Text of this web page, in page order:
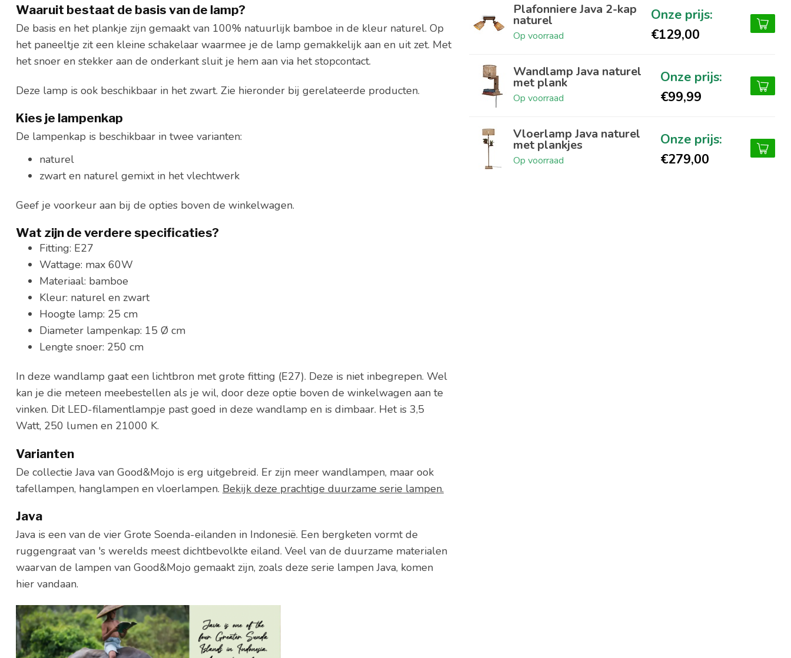
Waaruit bestaat de basis van de lamp?
De basis en het plankje zijn gemaakt van 100% natuurlijk bamboe in de kleur naturel. Op
het paneeltje zit een kleine schakelaar waarmee je de lamp gemakkelijk aan en uit zet. Met
het snoer en stekker aan de onderkant sluit je hem aan via het stopcontact.
Deze lamp is ook beschikbaar in het zwart. Zie hieronder bij gerelateerde producten.
Kies je lampenkap
De lampenkap is beschikbaar in twee varianten:
naturel
zwart en naturel gemixt in het vlechtwerk
Geef je voorkeur aan bij de opties boven de winkelwagen.
Wat zijn de verdere specificaties?
Fitting: E27
Wattage: max 60W
Materiaal: bamboe
Kleur: naturel en zwart
Hoogte lamp: 25 cm
Diameter lampenkap: 15 Ø cm
Lengte snoer: 250 cm
In deze wandlamp gaat een lichtbron met grote fitting (E27). Deze is niet inbegrepen. Wel
kan je die meteen meebestellen als je wil, door deze optie boven de winkelwagen aan te
vinken. Dit LED-filamentlampje past goed in deze wandlamp en is dimbaar. Het is 3,5
Watt, 250 lumen en 21000 K.
Varianten
De collectie Java van Good&Mojo is erg uitgebreid. Er zijn meer wandlampen, maar ook
tafellampen, hanglampen en vloerlampen. Bekijk deze prachtige duurzame serie lampen.
Java
Java is een van de vier Grote Soenda-eilanden in Indonesië. Een bergketen vormt de
ruggengraat van 's werelds meest dichtbevolkte eiland. Veel van de duurzame materialen
waarvan de lampen van Good&Mojo gemaakt zijn, zoals deze serie lampen Java, komen
hier vandaan.
Plafonniere Java 2-kap
naturel
Op voorraad €129,00
Wandlamp Java naturel
met plank
Op voorraad €99,99
Vloerlamp Java naturel
met plankjes
Op voorraad €279,00